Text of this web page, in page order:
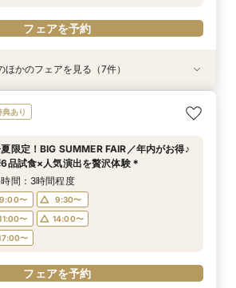
フェアを予約
典あり
ダ”を徹底省略！】「やらなくてもいい」か
るNEWスタイル結婚式
〜 14:00〜
フェアを予約
典あり
ニティ＆ファミリー婚に》個室もOK！安
談会◎
〜 14:00〜
フェアを予約
パ重視★*60分見学】緑溢れる貸切邸宅を
でご案内OK！
〜
14:00〜
〜
フェアを予約
典あり
トも一緒に♪》広大な敷地を貸切＆憧れ挙
×豪華特典
〜 14:00〜
フェアを予約
ラインフェア】お気軽zoom相談会◇*
11:00〜 14:00〜
フェアを予約
典あり
数ウェディング限定♪】一軒家を貸切見学×
レ試食付◎
〜 14:00〜
フェアを予約
典あり
応援fair！》バスプレゼント&親御様も試
安心相談◎
9:00〜
9:30〜
〜
14:00〜
17:00〜
フェアを予約
ほかのフェアを見る（7件）
典あり
限定！BIG SUMMER FAIR／年内がお得♪
品試食×人気演出を贅沢体験＊
間：3時間程度
9:00〜
9:30〜
〜
14:00〜
〜
フェアを予約